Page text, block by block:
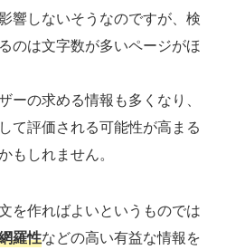
響しないそうなのですが、検
のは文字数が多いページがほ
ーの求める情報も多くなり、
て評価される可能性が高まる
もしれません。
を作ればよいというものでは
羅性などの高い有益な情報を